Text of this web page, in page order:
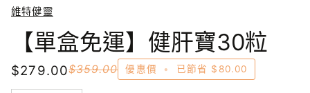
維特健靈
【單盒免運】健肝寶30粒
$279.00$359.00 優惠價 • 已節省 $80.00